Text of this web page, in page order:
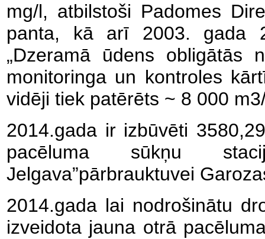
mg/l, atbilstoši Padomes
panta, kā arī 2003. gada
„Dzeramā ūdens obligātās
monitoringa un kontroles
vidēji tiek patērēts ~ 8 000
2014.gada ir izbūvēti
pacēluma sūkņu
Jelgava”pārbrauktuvei
2014.gada lai nodrošinātu
izveidota jauna otrā